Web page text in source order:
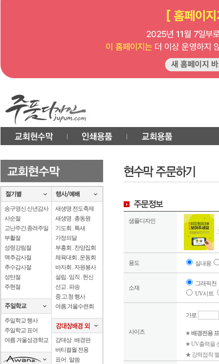
송구영신.신년감사
사순절
고난주간.종려주일
부활절
성령강림절
맥추감사절
추수감사절
성탄절
주현절
주일학교 행사
주일학교 표어
여름.겨울성경학교
새생명 전도축제
새생명 . 총동원
기도회 . 특새
가정의달
부흥회 . 찬양집회
체육대회 . 운동회
바자회 . 자원봉사
설립 . 임직 . 헌신
선교 . 파송
중.고.청 행사
여름.겨울수련회
강대상 . 배경판
버티컬월 전용
표어 . 말씀
샘플디자인
용도 실내용
소재
그래픽천
UV시트
사이즈
가로
★배경전용
★ UV출력을
★ 강력접착